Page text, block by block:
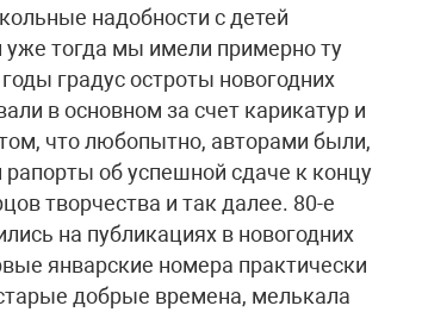
надобности с детей
уже тогда мы имели примерно ту
градус остроты новогодних
в основном за счет карикатур и
что любопытно, авторами были,
об успешной сдаче к концу
творчества и так далее. 80-е
на публикациях в новогодних
январские номера практически
добрые времена, мелькала